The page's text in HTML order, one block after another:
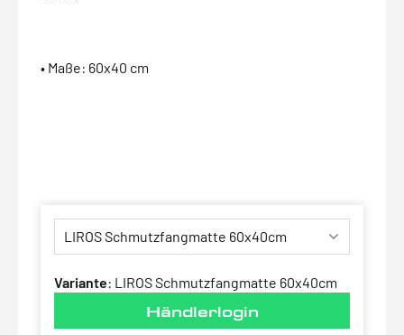
• Maße: 60x40 cm
Variante: LIROS Schmutzfangmatte 60x40cm
Händlerlogin